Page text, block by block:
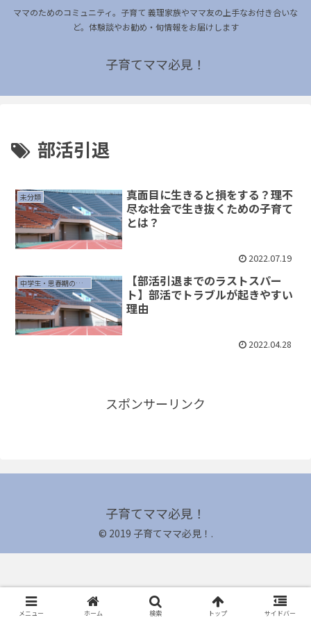
ママのためのコミュニティ。子育て 義理家族やママ友の上手なお付き合いな
ど。体験談やお勧め・旬情報をお届けします
子育てママ必見！
部活引退
未分類
真面目に生きると損をする？理不
尽な社会で生き抜くための子育て
とは？
2022.07.19
中学生・思春期の子育て
【部活引退までのラストスパー
ト】部活でトラブルが起きやすい
理由
2022.04.28
スポンサーリンク
子育てママ必見！
© 2019 子育てママ必見！.
メニュー ホーム 検索 トップ サイドバー